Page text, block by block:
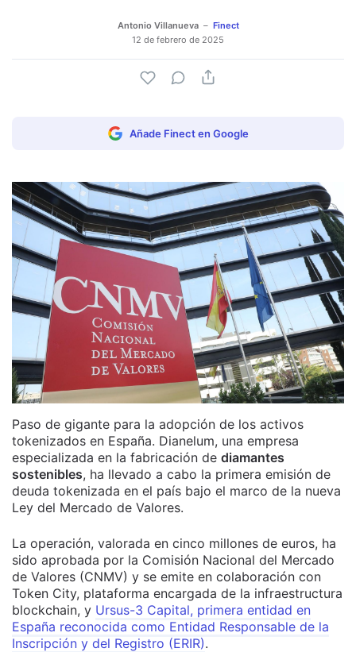
Antonio Villanueva
Finect
12 de febrero de 2025
Añade Finect en Google
Paso de gigante para la adopción de los activos
tokenizados en España. Dianelum, una empresa
especializada en la fabricación de diamantes
sostenibles, ha llevado a cabo la primera emisión de
deuda tokenizada en el país bajo el marco de la nueva
Ley del Mercado de Valores.
La operación, valorada en cinco millones de euros, ha
sido aprobada por la Comisión Nacional del Mercado
de Valores (CNMV) y se emite en colaboración con
Token City, plataforma encargada de la infraestructura
blockchain, y Ursus-3 Capital, primera entidad en
España reconocida como Entidad Responsable de la
Inscripción y del Registro (ERIR).